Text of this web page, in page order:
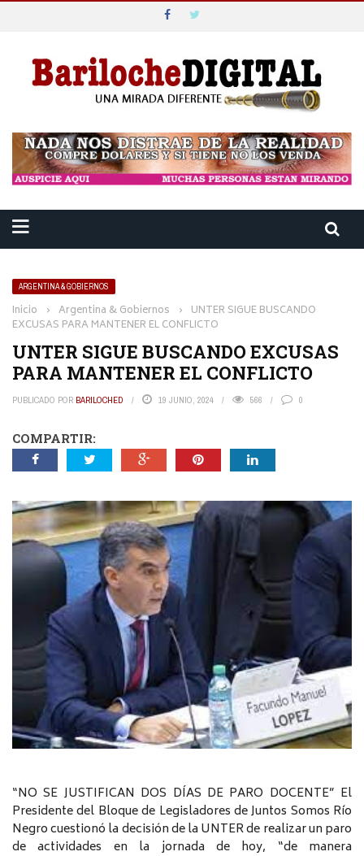
ARGENTINA & GOBIERNOS
Inicio › Argentina & Gobiernos › UNTER SIGUE BUSCANDO
EXCUSAS PARA MANTENER EL CONFLICTO
UNTER SIGUE BUSCANDO EXCUSAS
PARA MANTENER EL CONFLICTO
PUBLICADO POR BARILOCHED 19 JUNIO, 2024 566 0
COMPARTIR:
“NO SE JUSTIFICAN DOS DÍAS DE PARO DOCENTE” El
Presidente del Bloque de Legisladores de Juntos Somos Río
Negro cuestionó la decisión de la UNTER de realizar un paro
de actividades en la jornada de hoy, “de manera